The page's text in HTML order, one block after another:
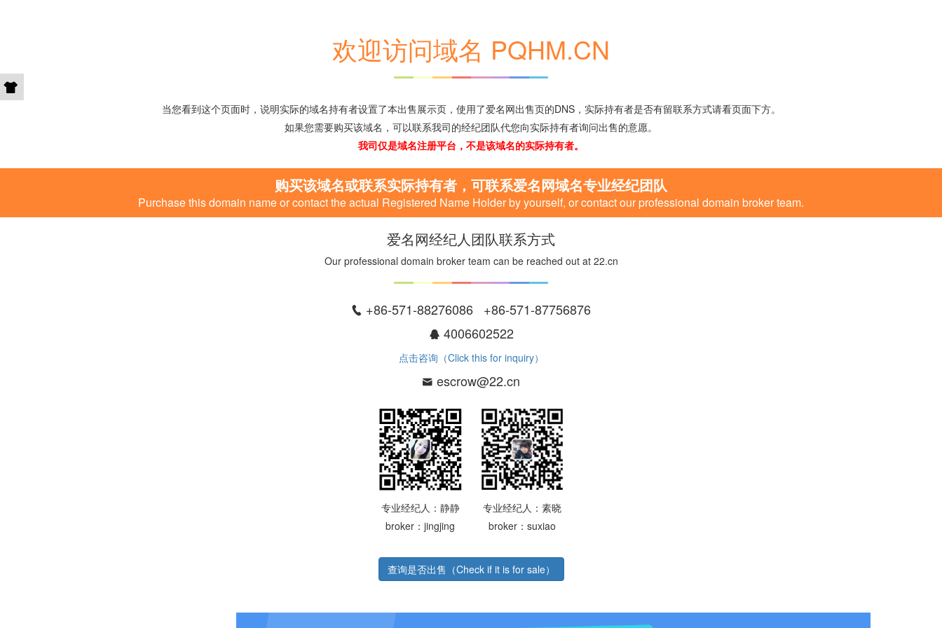
欢迎访问域名 PQHM.CN
当您看到这个页面时，说明实际的域名持有者设置了本出售展示页，使用了爱名网出售页的DNS，实际持有者是否有留联系方式请看页面下方。
如果您需要购买该域名，可以联系我司的经纪团队代您向实际持有者询问出售的意愿。
我司仅是域名注册平台，不是该域名的实际持有者。
购买该域名或联系实际持有者，可联系爱名网域名专业经纪团队
Purchase this domain name or contact the actual Registered Name Holder by yourself, or contact our professional domain broker team.
爱名网经纪人团队联系方式
Our professional domain broker team can be reached out at 22.cn
+86-571-88276086 +86-571-87756876
4006602522
点击咨询（Click this for inquiry）
escrow@22.cn
专业经纪人：静静
broker：jingjing
专业经纪人：素晓
broker：suxiao
查询是否出售（Check if it is for sale）